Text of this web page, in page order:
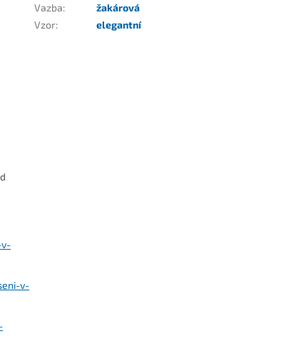
v-
Vazba:
žakárová
Vzor: elegantní